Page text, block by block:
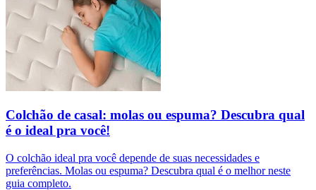
Colchão de casal: molas ou espuma? Descubra qual
é o ideal pra você!
O colchão ideal pra você depende de suas necessidades e
preferências. Molas ou espuma? Descubra qual é o melhor neste
guia completo.